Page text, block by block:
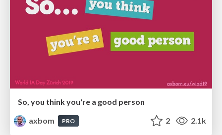
So, you think you're a good person
axbom
PRO 2 2.1k